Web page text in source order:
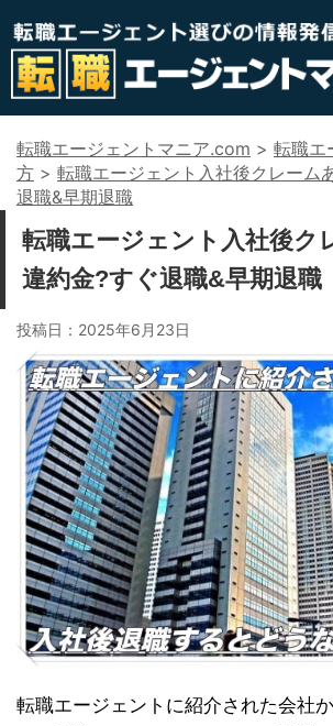
転職エージェントマニア.com > 転職エ
方 > 転職エージェント入社後クレーム
退職&早期退職
転職エージェント入社後ク
違約金?すぐ退職&早期退職
投稿日： 2025年6月23日
転職エージェントに紹介された会社